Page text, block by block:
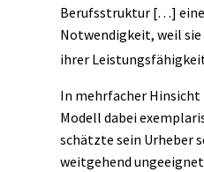
Berufsstruktur […]
Notwendigkeit, weil sie
ihrer
In mehrfacher
Modell dabei
schätzte sein Urheber
weitgehend